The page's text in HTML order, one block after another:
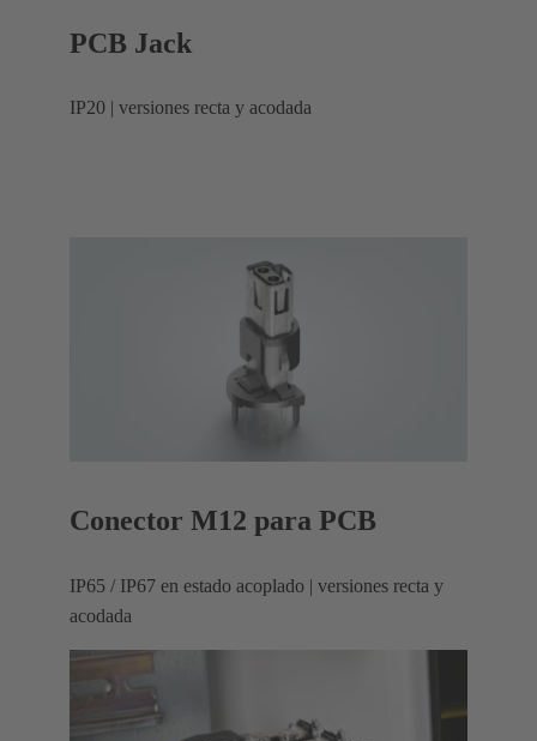
PCB Jack
IP20 | versiones recta y acodada
Conector M12 para PCB
IP65 / IP67 en estado acoplado | versiones recta y
acodada